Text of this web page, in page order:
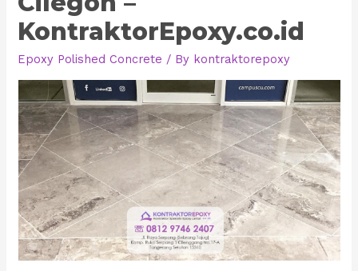
KontraktorEpoxy.co.id
Epoxy Polished Concrete / By kontraktorepoxy